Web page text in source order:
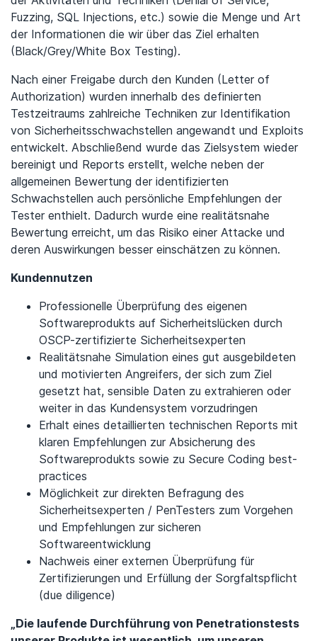
Fuzzing, SQL Injections, etc.) sowie die Menge und Art
der Informationen die wir über das Ziel erhalten
(Black/Grey/White Box Testing).
Nach einer Freigabe durch den Kunden (Letter of
Authorization) wurden innerhalb des definierten
Testzeitraums zahlreiche Techniken zur Identifikation
von Sicherheitsschwachstellen angewandt und Exploits
entwickelt. Abschließend wurde das Zielsystem wieder
bereinigt und Reports erstellt, welche neben der
allgemeinen Bewertung der identifizierten
Schwachstellen auch persönliche Empfehlungen der
Tester enthielt. Dadurch wurde eine realitätsnahe
Bewertung erreicht, um das Risiko einer Attacke und
deren Auswirkungen besser einschätzen zu können.
Kundennutzen
Professionelle Überprüfung des eigenen
Softwareprodukts auf Sicherheitslücken durch
OSCP-zertifizierte Sicherheitsexperten
Realitätsnahe Simulation eines gut ausgebildeten
und motivierten Angreifers, der sich zum Ziel
gesetzt hat, sensible Daten zu extrahieren oder
weiter in das Kundensystem vorzudringen
Erhalt eines detaillierten technischen Reports mit
klaren Empfehlungen zur Absicherung des
Softwareprodukts sowie zu Secure Coding best-
practices
Möglichkeit zur direkten Befragung des
Sicherheitsexperten / PenTesters zum Vorgehen
und Empfehlungen zur sicheren
Softwareentwicklung
Nachweis einer externen Überprüfung für
Zertifizierungen und Erfüllung der Sorgfaltspflicht
(due diligence)
„Die laufende Durchführung von Penetrationstests